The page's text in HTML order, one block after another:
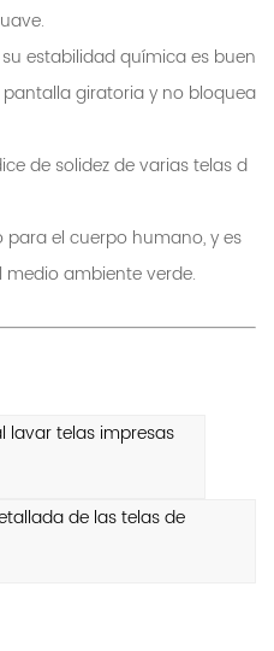
estabilidad química es buen
giratoria y no bloquea
de solidez de varias telas d
para el cuerpo humano, y es
ambiente verde.
lavar telas impresas
de las telas de